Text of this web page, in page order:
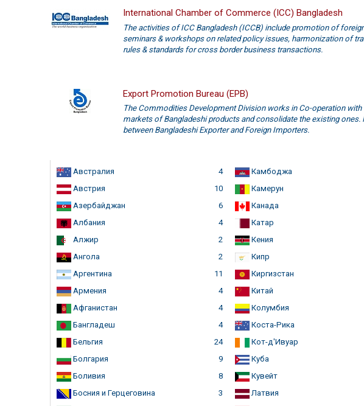
International Chamber of Commerce (ICC) Bangladesh
The activities of ICC Bangladesh (ICCB) include promotion of
seminars & workshops on related policy issues, harmonization of
rules & standards for cross border business transactions.
Export Promotion Bureau (EPB)
The Commodities Development Division works in Co-operation
markets of Bangladeshi products and consolidate the existing
between Bangladeshi Exporter and Foreign Importers.
Австралия
4
Австрия
10
Азербайджан
6
Албания
4
Алжир
2
Ангола
2
Аргентина
11
Армения
4
Афганистан
4
Бангладеш
4
Бельгия
24
Болгария
9
Боливия
8
Босния и Герцеговина
3
Камбоджа
Камерун
Канада
Катар
Кения
Кипр
Киргизстан
Китай
Колумбия
Коста-Рика
Кот-д'Ивуар
Куба
Кувейт
Латвия